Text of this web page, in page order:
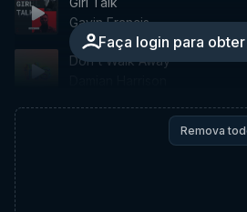
Faça login para
Gavin Francis
Don't Walk Away
Remova